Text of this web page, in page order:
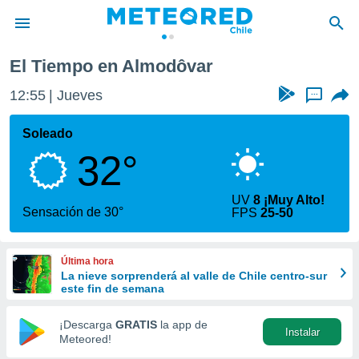
de
por
que se
calidad.
a este
las
y
forma
digital
basada
El Tiempo en Almodôvar
12:55 Jueves ...
Soleado
32°
Sensación de 30°
UV8 ¡Muy Alto!
FPS25-50
Última hora
La nieve sorprenderá al valle de Chile centro-sur
este fin de semana
¡Descarga GRATIS la app de
Meteored!
Instalar